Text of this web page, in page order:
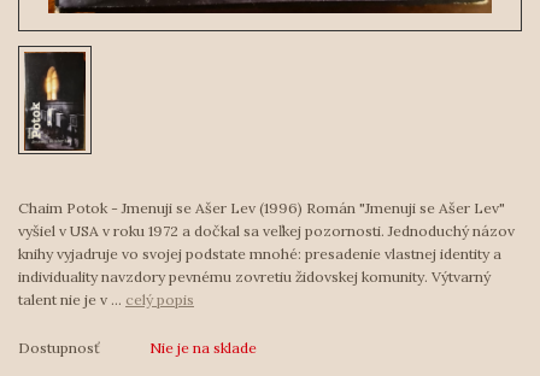
Chaim Potok - Jmenuji se Ašer Lev (1996) Román "Jmenuji se Ašer Lev"
vyšiel v USA v roku 1972 a dočkal sa veľkej pozornosti. Jednoduchý názov
knihy vyjadruje vo svojej podstate mnohé: presadenie vlastnej identity a
individuality navzdory pevnému zovretiu židovskej komunity. Výtvarný
talent nie je v ... celý popis
Dostupnosť Nie je na sklade